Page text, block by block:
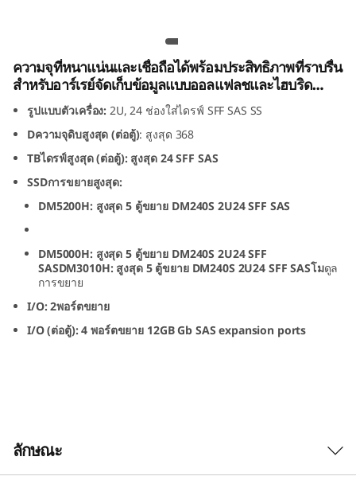
M
2
4
0
2
4
F
S
ความจุที่หนาแน่นและเชื่อถือได้พร้อมประสิทธิภาพที่ราบรื่น
สำหรับอาร์เรย์จัดเก็บข้อมูลแบบออลแฟลชและไฮบริด
ThinkSystem DM Series
รูปแบบตัวเครื่อง:2U, 24 ช่องใส่ไดรฟ์ SFF SAS SS
Dความจุดิบสูงสุด (ต่อตู้): สูงสุด 368
TBไดรฟ์สูงสุด (ต่อตู้): สูงสุด 24 SFF SAS
SSDการขยายสูงสุด:
DM5200H: สูงสุด 5 ตู้ขยาย DM240S 2U24 SFF SAS
DM5000H: สูงสุด 5 ตู้ขยาย DM240S 2U24 SFF
SASDM3010H: สูงสุด 5 ตู้ขยาย DM240S 2U24 SFF SASโมดูล
การขยาย
I/O: 2พอร์ตขยาย
I/O (ต่อตู้):4 พอร์ตขยาย 12GB Gb SAS expansion ports
ลักษณะ